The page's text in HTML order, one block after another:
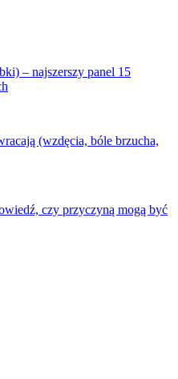
– najszerszy panel 15
(wzdęcia, bóle brzucha,
czy przyczyną mogą być